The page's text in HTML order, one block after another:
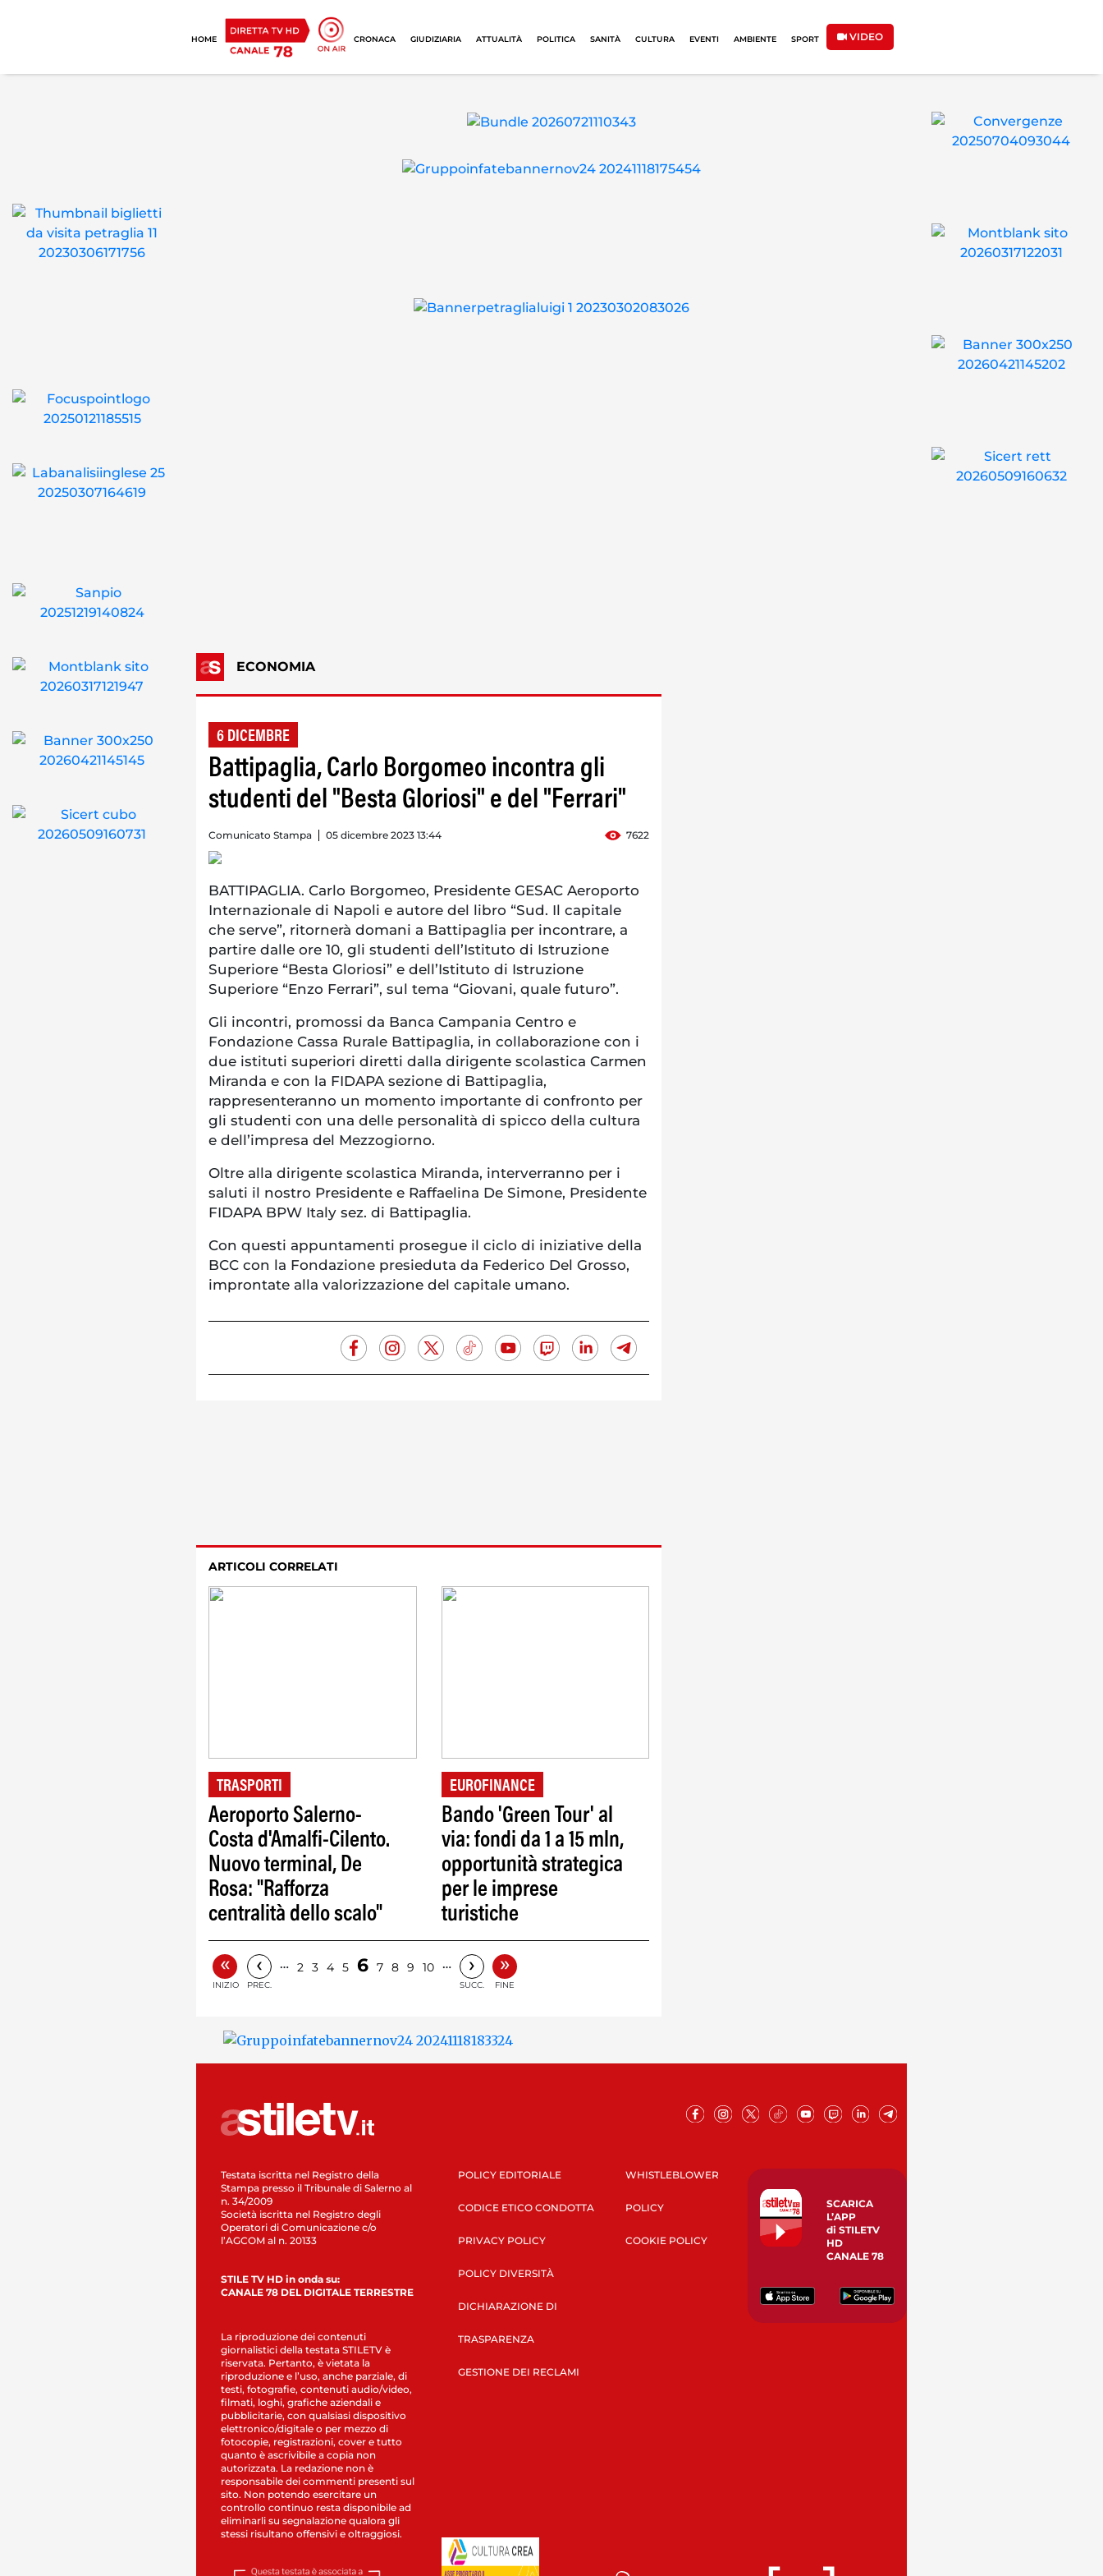
HOME CRONACA GIUDIZIARIA ATTUALITÀ POLITICA SANITÀ CULTURA EVENTI AMBIENTE SPORT VIDEO
ECONOMIA
6 DICEMBRE
Battipaglia, Carlo Borgomeo incontra gli
studenti del "Besta Gloriosi" e del "Ferrari"
Comunicato Stampa 05 dicembre 2023 13:44 7622
BATTIPAGLIA. Carlo Borgomeo, Presidente GESAC Aeroporto
Internazionale di Napoli e autore del libro “Sud. Il capitale
che serve”, ritornerà domani a Battipaglia per incontrare, a
partire dalle ore 10, gli studenti dell’Istituto di Istruzione
Superiore “Besta Gloriosi” e dell’Istituto di Istruzione
Superiore “Enzo Ferrari”, sul tema “Giovani, quale futuro”.
Gli incontri, promossi da Banca Campania Centro e
Fondazione Cassa Rurale Battipaglia, in collaborazione con i
due istituti superiori diretti dalla dirigente scolastica Carmen
Miranda e con la FIDAPA sezione di Battipaglia,
rappresenteranno un momento importante di confronto per
gli studenti con una delle personalità di spicco della cultura
e dell’impresa del Mezzogiorno.
Oltre alla dirigente scolastica Miranda, interverranno per i
saluti il nostro Presidente e Raffaelina De Simone, Presidente
FIDAPA BPW Italy sez. di Battipaglia.
Con questi appuntamenti prosegue il ciclo di iniziative della
BCC con la Fondazione presieduta da Federico Del Grosso,
improntate alla valorizzazione del capitale umano.
ARTICOLI CORRELATI
TRASPORTI
Aeroporto Salerno-
Costa d'Amalfi-Cilento.
Nuovo terminal, De
Rosa: "Rafforza
centralità dello scalo"
EUROFINANCE
Bando 'Green Tour' al
via: fondi da 1 a 15 mln,
opportunità strategica
per le imprese
turistiche
«
INIZIO
‹
PREC.
… 2 3 4 5 6 7 8 9 10 … ›
SUCC.
»
FINE
Testata iscritta nel Registro della
Stampa presso il Tribunale di Salerno al
n. 34/2009
Società iscritta nel Registro degli
Operatori di Comunicazione c/o
l’AGCOM al n. 20133
STILE TV HD in onda su:
CANALE 78 DEL DIGITALE TERRESTRE
La riproduzione dei contenuti
giornalistici della testata STILETV è
riservata. Pertanto, è vietata la
riproduzione e l’uso, anche parziale, di
testi, fotografie, contenuti audio/video,
filmati, loghi, grafiche aziendali e
pubblicitarie, con qualsiasi dispositivo
elettronico/digitale o per mezzo di
fotocopie, registrazioni, cover e tutto
quanto è ascrivibile a copia non
autorizzata. La redazione non è
responsabile dei commenti presenti sul
sito. Non potendo esercitare un
controllo continuo resta disponibile ad
eliminarli su segnalazione qualora gli
stessi risultano offensivi e oltraggiosi.
POLICY EDITORIALE
CODICE ETICO CONDOTTA
PRIVACY POLICY
POLICY DIVERSITÀ
DICHIARAZIONE DI
TRASPARENZA
GESTIONE DEI RECLAMI
WHISTLEBLOWER
POLICY
COOKIE POLICY
SCARICA
L’APP
di STILETV
HD
CANALE 78